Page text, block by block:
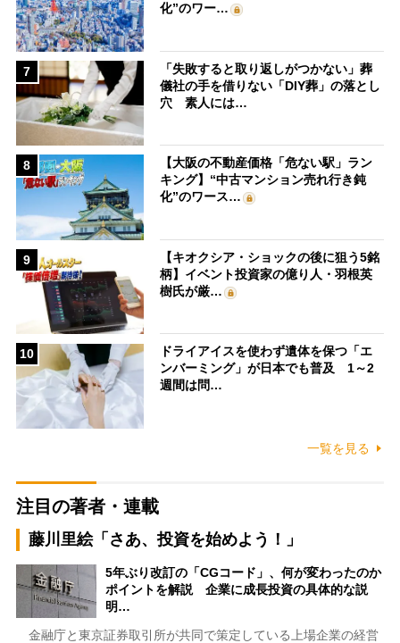
化”のワー…
7
「失敗すると取り返しがつかない」葬
儀社の手を借りない「DIY葬」の落とし
穴 素人には…
8
【大阪の不動産価格「危ない駅」ラン
キング】“中古マンション売れ行き鈍
化”のワース…
9
【キオクシア・ショックの後に狙う5銘
柄】イベント投資家の億り人・羽根英
樹氏が厳…
10
ドライアイスを使わず遺体を保つ「エ
ンバーミング」が日本でも普及 1～2
週間は問…
一覧を見る
注目の著者・連載
藤川里絵「さあ、投資を始めよう！」
5年ぶり改訂の「CGコード」、何が変わったのか
ポイントを解説 企業に成長投資の具体的な説
明…
金融庁と東京証券取引所が共同で策定している上場企業の経営